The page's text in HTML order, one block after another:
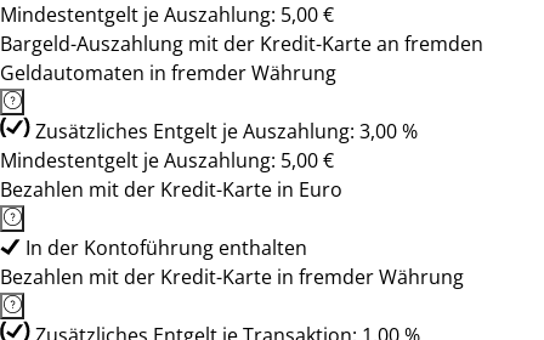
Mindestentgelt je Auszahlung: 5,00 €
Bargeld-Auszahlung mit der Kredit-Karte an fremden
Geldautomaten in fremder Währung
Zusätzliches Entgelt je Auszahlung: 3,00 %
Mindestentgelt je Auszahlung: 5,00 €
Bezahlen mit der Kredit-Karte in Euro
In der Kontoführung enthalten
Bezahlen mit der Kredit-Karte in fremder Währung